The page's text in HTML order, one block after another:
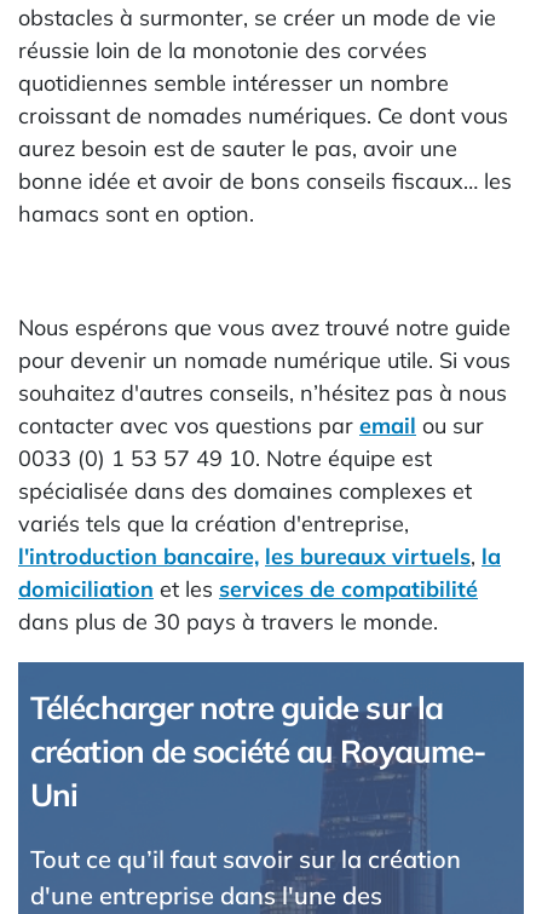
obstacles à surmonter, se créer un mode de vie
réussie loin de la monotonie des corvées
quotidiennes semble intéresser un nombre
croissant de nomades numériques. Ce dont vous
aurez besoin est de sauter le pas, avoir une
bonne idée et avoir de bons conseils fiscaux… les
hamacs sont en option.
Nous espérons que vous avez trouvé notre guide
pour devenir un nomade numérique utile. Si vous
souhaitez d'autres conseils, n’hésitez pas à nous
contacter avec vos questions par email ou sur
0033 (0) 1 53 57 49 10. Notre équipe est
spécialisée dans des domaines complexes et
variés tels que la création d'entreprise,
l'introduction bancaire, les bureaux virtuels, la
domiciliation et les services de compatibilité
dans plus de 30 pays à travers le monde.
Télécharger notre guide sur la
création de société au Royaume-
Uni
Tout ce qu’il faut savoir sur la création
d'une entreprise dans l'une des